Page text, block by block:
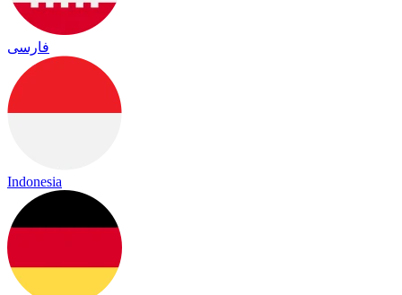
فارسی
Indonesia